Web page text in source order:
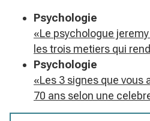
Psychologie
«Le psychologue
les trois metiers qui
Psychologie
«Les 3 signes que vous
70 ans selon une